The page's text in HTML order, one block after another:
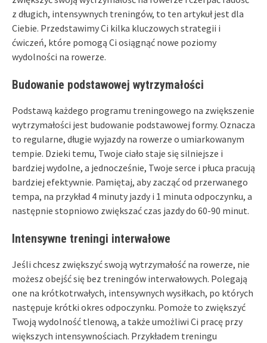
z długich, intensywnych treningów, to ten artykuł jest dla
Ciebie. Przedstawimy Ci kilka kluczowych strategii i
ćwiczeń, które pomogą Ci osiągnąć nowe poziomy
wydolności na rowerze.
Budowanie podstawowej wytrzymałości
Podstawą każdego programu treningowego na zwiększenie
wytrzymałości jest budowanie podstawowej formy. Oznacza
to regularne, długie wyjazdy na rowerze o umiarkowanym
tempie. Dzieki temu, Twoje ciało staje się silniejsze i
bardziej wydolne, a jednocześnie, Twoje serce i płuca pracują
bardziej efektywnie. Pamiętaj, aby zacząć od przerwanego
tempa, na przykład 4 minuty jazdy i 1 minuta odpoczynku, a
następnie stopniowo zwiększać czas jazdy do 60-90 minut.
Intensywne treningi interwałowe
Jeśli chcesz zwiększyć swoją wytrzymałość na rowerze, nie
możesz obejść się bez treningów interwałowych. Polegają
one na krótkotrwałych, intensywnych wysiłkach, po których
następuje krótki okres odpoczynku. Pomoże to zwiększyć
Twoją wydolność tlenową, a także umożliwi Ci pracę przy
większych intensywnościach. Przykładem treningu